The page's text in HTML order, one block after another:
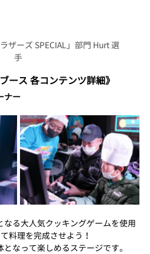
ザーズ SPECIAL」部門 Hurt 選
手
ース 各コンテンツ詳細》
ナー
る大人気クッキングゲームを使用
料理を完成させよう！
なって楽しめるステージです。